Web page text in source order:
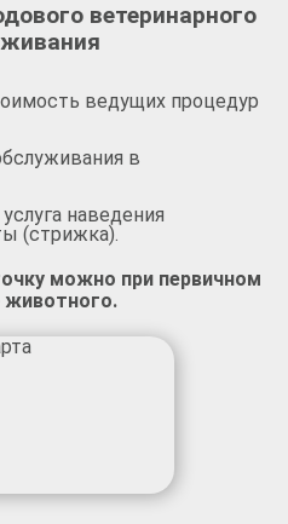
ветеринарного
ведущих процедур
в
наведения
(стрижка).
можно при первичном
животного.